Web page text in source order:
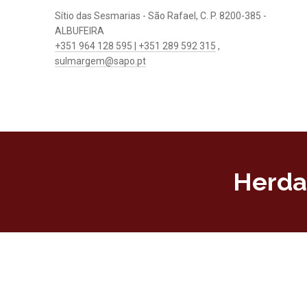
Sítio das Sesmarias - São Rafael, C. P. 8200-385 -
ALBUFEIRA
+351 964 128 595 | +351 289 592 315 ,
sulmargem@sapo.pt